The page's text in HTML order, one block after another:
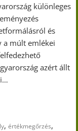
különleges
és
a múlt emlékei
azért állt
,értékmegőrzés,